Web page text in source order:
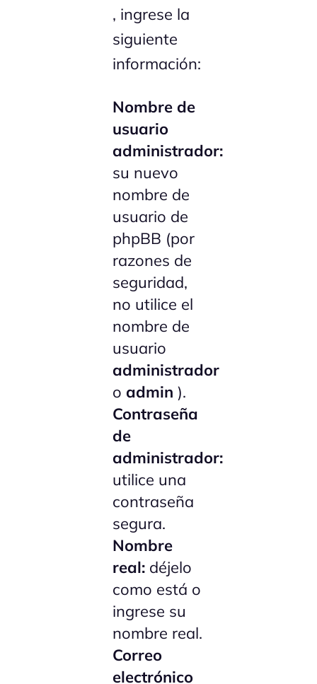
, ingrese la
siguiente
información:
Nombre de
usuario
administrador:
su nuevo
nombre de
usuario de
phpBB (por
razones de
seguridad,
no utilice el
nombre de
usuario
administrador
o admin ).
Contraseña
de
administrador:
utilice una
contraseña
segura.
Nombre
real: déjelo
como está o
ingrese su
nombre real.
Correo
electrónico